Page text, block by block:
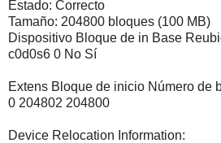
Estado: Correcto
Tamaño: 204800 bloques (100 MB)
Dispositivo Bloque de in Base
c0d0s6 0 No Sí
Extens Bloque de inicio Número de
0 204802 204800
Device Relocation Information: